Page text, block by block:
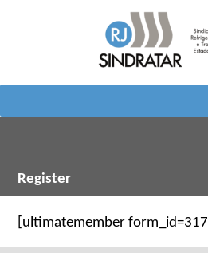
Register
[ultimatemember form_id=317]